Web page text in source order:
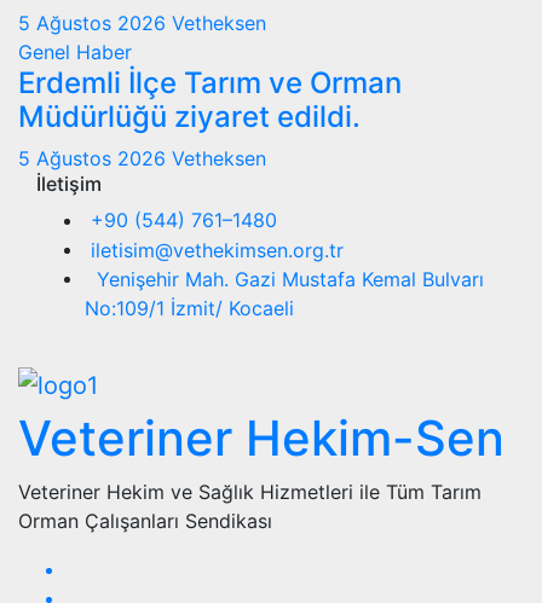
5 Ağustos 2026 Vetheksen
Genel Haber
Erdemli İlçe Tarım ve Orman
Müdürlüğü ziyaret edildi.
5 Ağustos 2026 Vetheksen
İletişim
+90 (544) 761–1480
iletisim@vethekimsen.org.tr
Yenişehir Mah. Gazi Mustafa Kemal Bulvarı
No:109/1 İzmit/ Kocaeli
Veteriner Hekim-Sen
Veteriner Hekim ve Sağlık Hizmetleri ile Tüm Tarım
Orman Çalışanları Sendikası